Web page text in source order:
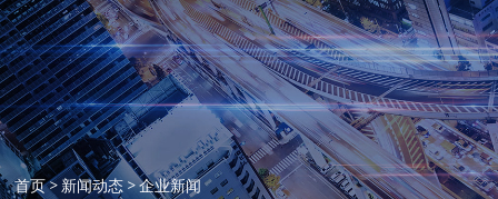
首页>新闻动态>企业新闻